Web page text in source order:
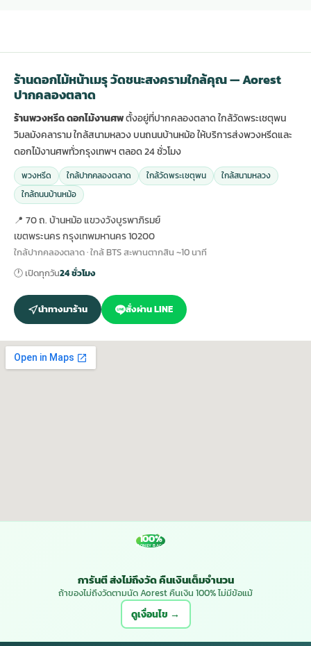
ร้านดอกไม้หน้าเมรุ วัดชนะสงครามใกล้คุณ — Aorest
ปากคลองตลาด
ร้านพวงหรีด ดอกไม้งานศพตั้งอยู่ที่ปากคลองตลาด ใกล้วัดพระเชตุพน
วิมลมังคลาราม ใกล้สนามหลวง บนถนนบ้านหม้อ ให้บริการส่งพวงหรีดและ
ดอกไม้งานศพทั่วกรุงเทพฯ ตลอด 24 ชั่วโมง
พวงหรีด ใกล้ปากคลองตลาด ใกล้วัดพระเชตุพน
ใกล้สนามหลวง
ใกล้ถนนบ้านหม้อ
📍 70 ถ. บ้านหม้อ แขวงวังบูรพาภิรมย์
เขตพระนคร กรุงเทพมหานคร 10200
ใกล้ปากคลองตลาด · ใกล้ BTS สะพานตากสิน ~10 นาที
🕐 เปิดทุกวัน24 ชั่วโมง
นำทางมาร้าน สั่งผ่าน LINE
100%
MONEY BACK
การันตี ส่งไม่ถึงวัด คืนเงินเต็มจำนวน
ถ้าของไม่ถึงวัดตามนัด Aorest คืนเงิน 100% ไม่มีข้อแม้
ดูเงื่อนไข →